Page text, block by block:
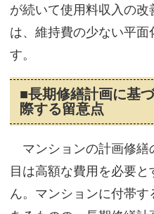
が続いて使用料収入の
は、維持費の少ない平面
す。
■長期修繕計画に基
際する留意点
マンションの計画修繕
目は高額な費用を必要
ん。マンションに付帯